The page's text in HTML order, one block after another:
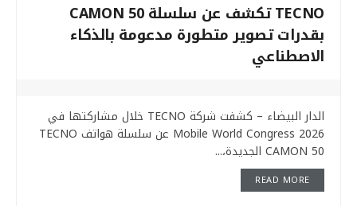
TECNO تكشف عن سلسلة CAMON 50
بقدرات تصوير متطورة مدعومة بالذكاء
الاصطناعي
الدار البيضاء – كشفت شركة TECNO خلال مشاركتها في
Mobile World Congress 2026 عن سلسلة هواتف TECNO
CAMON 50 الجديدة،...
READ MORE